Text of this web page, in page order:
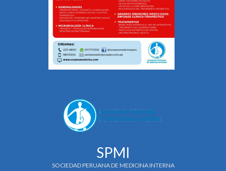
SPMI
SOCIEDAD PERUANA DE MEDICINA INTERNA